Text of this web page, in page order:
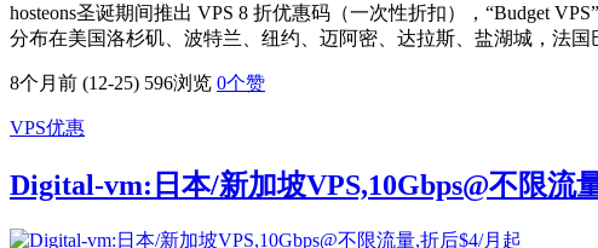
hosteons圣诞期间推出 VPS 8 折优惠码（一次性折扣），“Budget
分布在美国洛杉矶、波特兰、纽约、迈阿密、达拉斯、盐湖城，法
8个月前 (12-25) 596浏览 0个赞
VPS优惠
Digital-vm:日本/新加坡VPS,10Gbps@不限流